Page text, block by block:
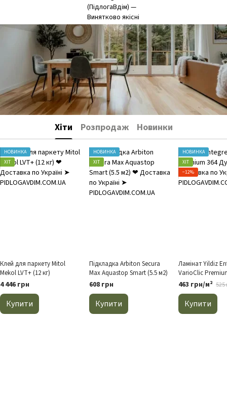
Хіти Розпродаж Новинки
НОВИНКА
ХІТ
Клей для паркету Mitol
Mekol LVT+ (12 кг)
4 446 грн
Купити
НОВИНКА
ХІТ
Підкладка Arbiton Secura
Max Aquastop Smart (5.5 м2)
608 грн
Купити
НОВИНКА
ХІТ
−12%
Ламінат Yildiz
VarioClic
білий
463 грн/м² 525
Купити